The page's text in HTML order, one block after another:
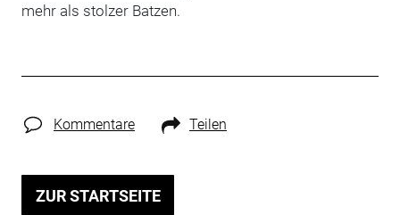
mehr als stolzer Batzen.
Kommentare Teilen
ZUR STARTSEITE